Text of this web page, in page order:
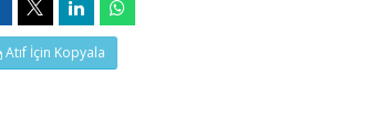
Atıf İçin Kopyala